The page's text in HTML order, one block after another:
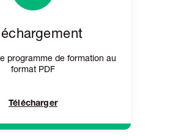
programme de formation au
format PDF
Télécharger